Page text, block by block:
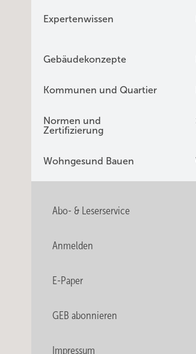
Expertenwissen
Gebäudekonzepte
Kommunen und Quartier
Normen und
Zertifizierung
Wohngesund Bauen
Abo- & Leserservice
Anmelden
E-Paper
GEB abonnieren
Impressum